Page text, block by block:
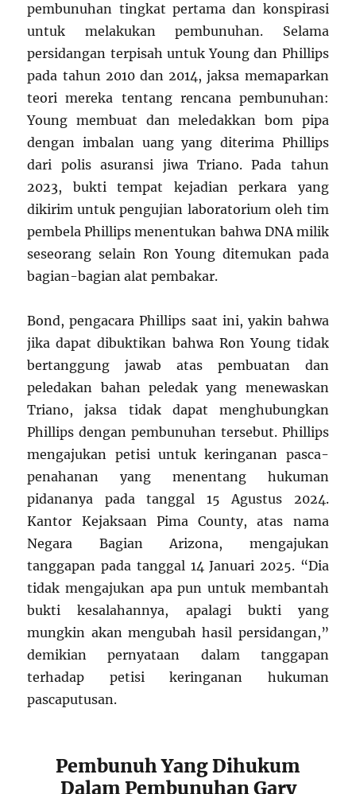
pembunuhan tingkat pertama dan konspirasi
untuk melakukan pembunuhan. Selama
persidangan terpisah untuk Young dan Phillips
pada tahun 2010 dan 2014, jaksa memaparkan
teori mereka tentang rencana pembunuhan:
Young membuat dan meledakkan bom pipa
dengan imbalan uang yang diterima Phillips
dari polis asuransi jiwa Triano. Pada tahun
2023, bukti tempat kejadian perkara yang
dikirim untuk pengujian laboratorium oleh tim
pembela Phillips menentukan bahwa DNA milik
seseorang selain Ron Young ditemukan pada
bagian-bagian alat pembakar.
Bond, pengacara Phillips saat ini, yakin bahwa
jika dapat dibuktikan bahwa Ron Young tidak
bertanggung jawab atas pembuatan dan
peledakan bahan peledak yang menewaskan
Triano, jaksa tidak dapat menghubungkan
Phillips dengan pembunuhan tersebut. Phillips
mengajukan petisi untuk keringanan pasca-
penahanan yang menentang hukuman
pidananya pada tanggal 15 Agustus 2024.
Kantor Kejaksaan Pima County, atas nama
Negara Bagian Arizona, mengajukan
tanggapan pada tanggal 14 Januari 2025. “Dia
tidak mengajukan apa pun untuk membantah
bukti kesalahannya, apalagi bukti yang
mungkin akan mengubah hasil persidangan,”
demikian pernyataan dalam tanggapan
terhadap petisi keringanan hukuman
pascaputusan.
Pembunuh Yang Dihukum
Dalam Pembunuhan Gary